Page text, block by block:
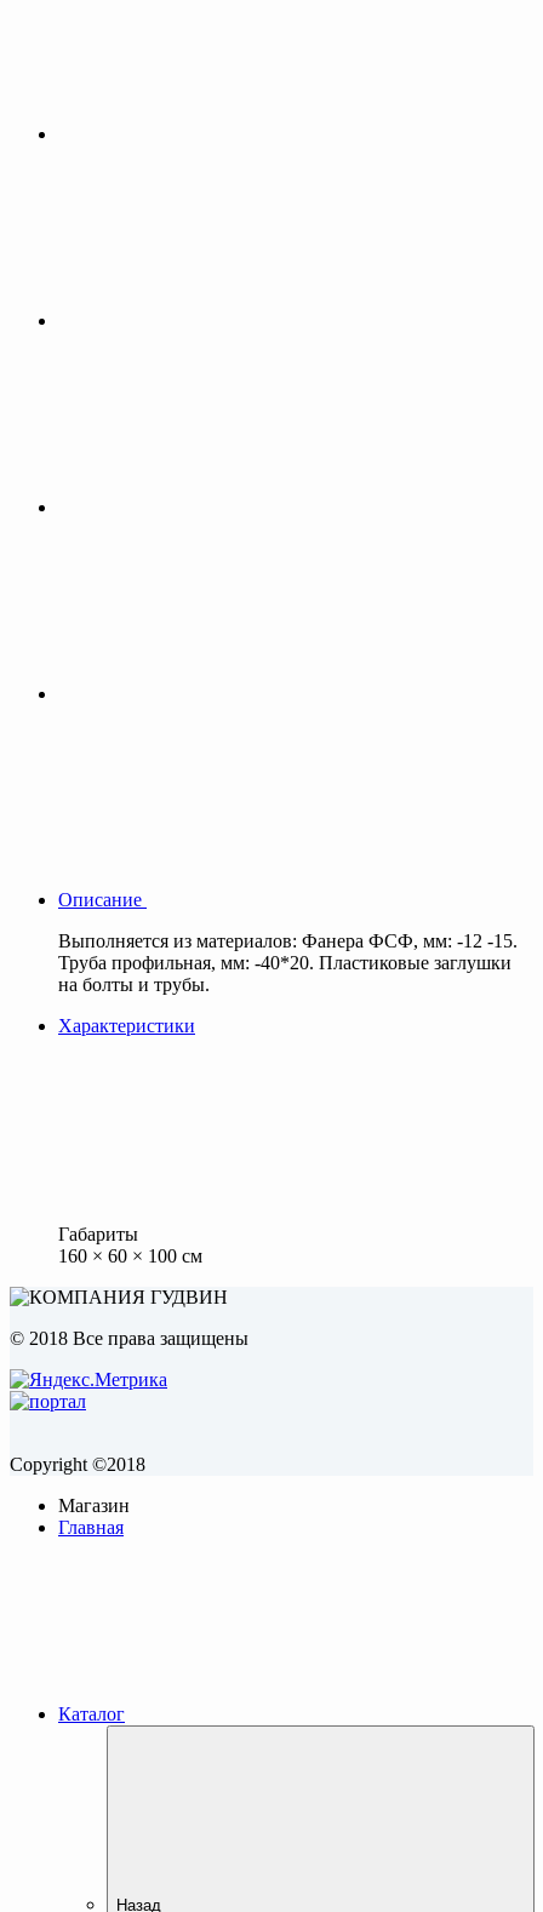
Описание
Выполняется из материалов: Фанера ФСФ, мм: -12 -15.
Труба профильная, мм: -40*20. Пластиковые заглушки
на болты и трубы.
Характеристики
Габариты
160 × 60 × 100 см
© 2018 Все права защищены
Copyright ©2018
Магазин
Главная
Каталог
Назад